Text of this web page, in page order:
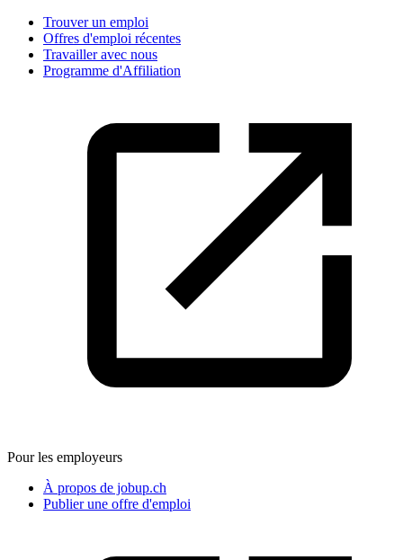
Trouver un emploi
Offres d'emploi récentes
Travailler avec nous
Programme d'Affiliation
Pour les employeurs
À propos de jobup.ch
Publier une offre d'emploi